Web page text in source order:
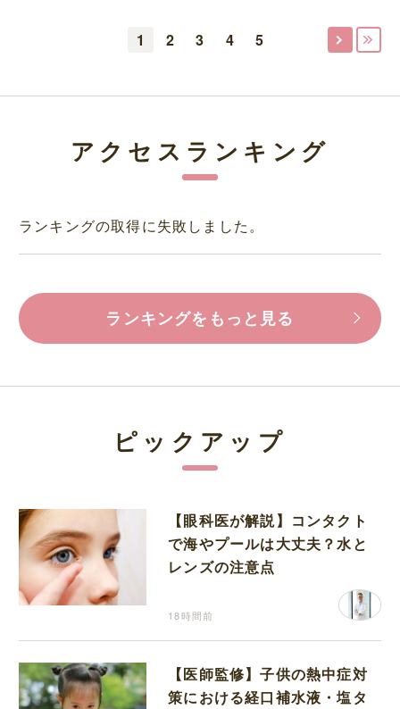
1 2 3 4 5
アクセスランキング
ランキングの取得に失敗しました。
ランキングをもっと見る
ピックアップ
【眼科医が解説】コンタクト
で海やプールは大丈夫？水と
レンズの注意点
18時間前
【医師監修】子供の熱中症対
策における経口補水液・塩タ